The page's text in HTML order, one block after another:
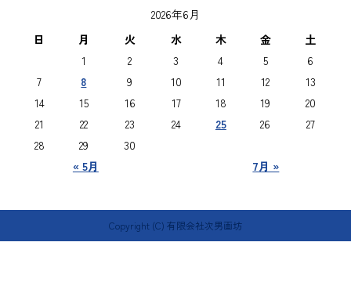
2026年6月
日
月 火 水 木 金 土
« 5月 7月 »
1 2 3 4 5
6
7
8 9 10 11 12
13
14
15 16 17 18 19
20
21
22 23 24 25 26
27
28
29 30
Copyright (C) 有限会社次男画坊